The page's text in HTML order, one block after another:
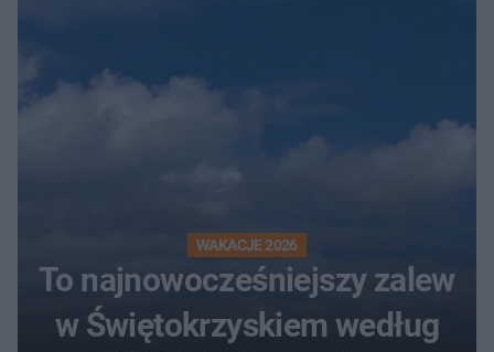
WAKACJE 2026
To najnowocześniejszy zalew
w Świętokrzyskiem według